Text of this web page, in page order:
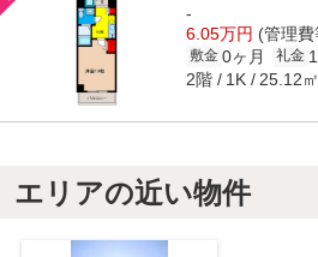
-
6.05万円 (管理
敷金 0ヶ月 礼金
2階 1K 25.12㎡
エリアの近い物件